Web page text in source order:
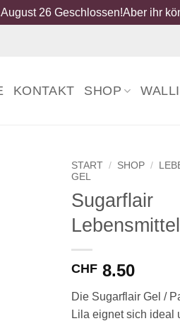
26 Geschlossen!Aber ihr
KONTAKT SHOP
START / SHOP /
GEL
Sugarflair
CHF 8.50
Die Sugarflair Gel /
Lila eignet sich ideal